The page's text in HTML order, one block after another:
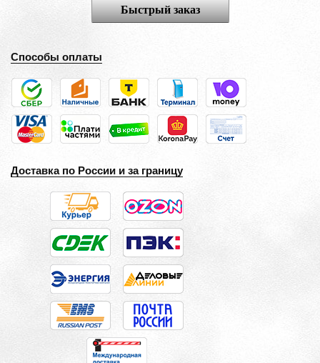
Быстрый заказ
Способы оплаты
Доставка по России и за границу